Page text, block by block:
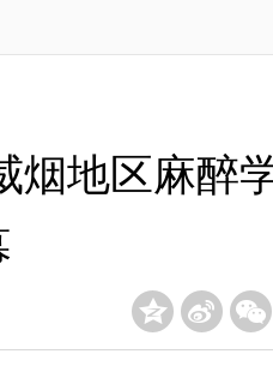
地区麻醉